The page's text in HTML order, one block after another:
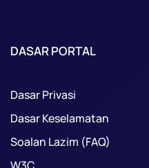
DASAR PORTAL
Dasar Privasi
Dasar Keselamatan
Soalan Lazim (FAQ)